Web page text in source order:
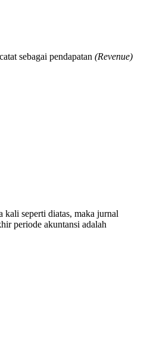
sebagai pendapatan (Revenue)
kali seperti diatas, maka jurnal
periode akuntansi adalah